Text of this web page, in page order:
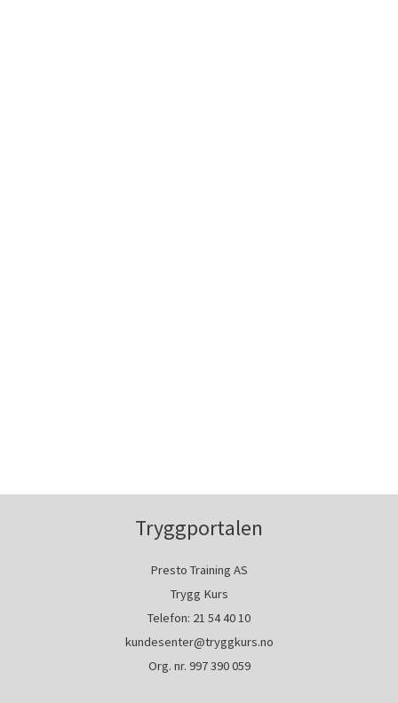
Tryggportalen
Presto Training AS
Trygg Kurs
Telefon: 21 54 40 10
kundesenter@tryggkurs.no
Org. nr. 997 390 059